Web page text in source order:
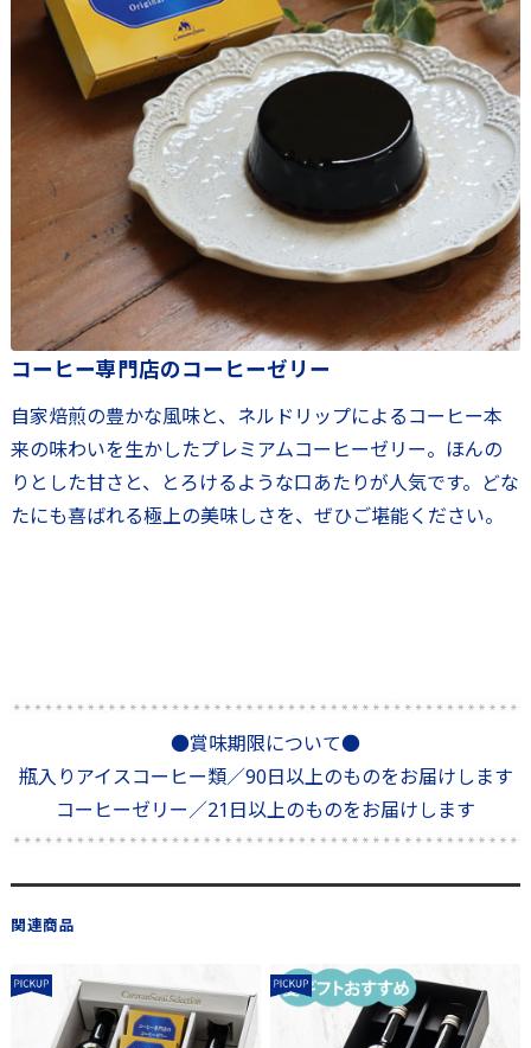
コーヒー専門店のコーヒーゼリー
自家焙煎の豊かな風味と、ネルドリップによるコーヒー本
来の味わいを生かしたプレミアムコーヒーゼリー。ほんの
りとした甘さと、とろけるような口あたりが人気です。どな
たにも喜ばれる極上の美味しさを、ぜひご堪能ください。
●賞味期限について●
瓶入りアイスコーヒー類／90日以上のものをお届けします
コーヒーゼリー／21日以上のものをお届けします
関連商品